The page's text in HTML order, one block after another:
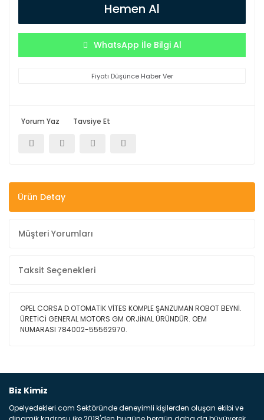
Hemen Al
WhatsApp İle Bilgi Al
Fiyatı Düşünce Haber Ver
Yorum Yaz Tavsiye Et
Ürün Detay
Müşteri Yorumları
Taksit Seçenekleri
OPEL CORSA D OTOMATİK VİTES KOMPLE ŞANZUMAN ROBOT BEYNİ.
ÜRETİCİ GENERAL MOTORS GM ORJİNAL ÜRÜNDÜR. OEM
NUMARASI 784002-55562970.
Yorum Yaz
Biz Kimiz
Opelyedekleri.com Sektöründe deneyimli kişilerden oluşan ekibi ve